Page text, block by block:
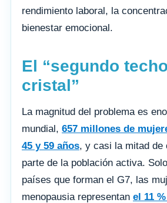
rendimiento laboral, la
bienestar emocional.
El “segundo
cristal”
La magnitud del problema es
mundial, 657 millones de
45 y 59 años, y casi la mitad de
parte de la población activa.
países que forman el G7, las
menopausia representan el 11